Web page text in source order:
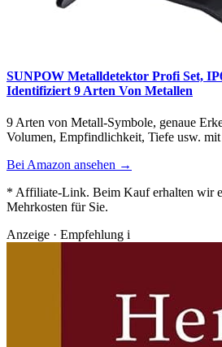
SUNPOW Metalldetektor Profi Set,
Identifiziert 9 Arten Von Metallen
9 Arten von Metall-Symbole, genaue
Volumen, Empfindlichkeit, Tiefe usw.
Bei Amazon ansehen →
* Affiliate-Link. Beim Kauf erhalten wir
Mehrkosten für Sie.
Anzeige · Empfehlung i